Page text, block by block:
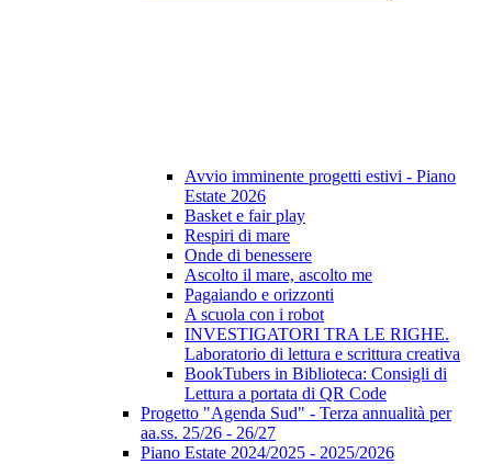
Avvio imminente progetti estivi - Piano
Estate 2026
Basket e fair play
Respiri di mare
Onde di benessere
Ascolto il mare, ascolto me
Pagaiando e orizzonti
A scuola con i robot
INVESTIGATORI TRA LE RIGHE.
Laboratorio di lettura e scrittura creativa
BookTubers in Biblioteca: Consigli di
Lettura a portata di QR Code
Progetto "Agenda Sud" - Terza annualità per
aa.ss. 25/26 - 26/27
Piano Estate 2024/2025 - 2025/2026